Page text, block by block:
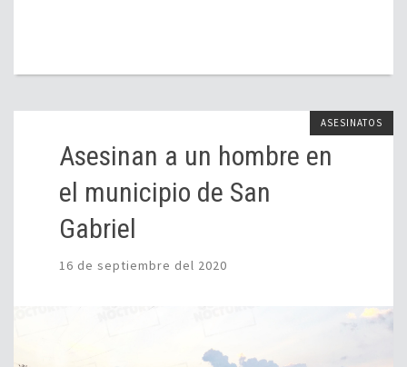
ASESINATOS
Asesinan a un hombre en
el municipio de San
Gabriel
16 de septiembre del 2020